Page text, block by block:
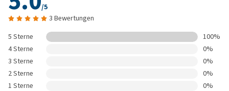
/5
3 Bewertungen
5 Sterne
100%
4 Sterne
0%
3 Sterne
0%
2 Sterne
0%
1 Sterne
0%